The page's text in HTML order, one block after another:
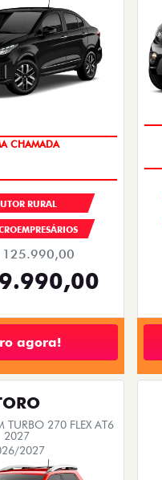
CHANCE FIAT
RURAL
125.990,00
agora!
TURBO 270 FLEX AT6
2027
2027